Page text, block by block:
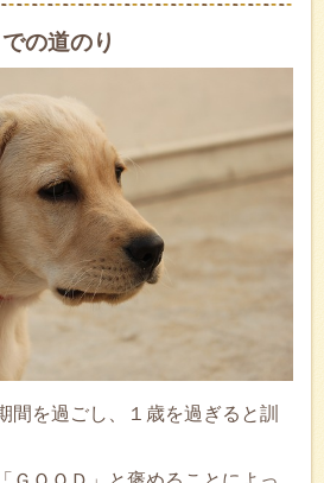
の道のり
間を過ごし、１歳を過ぎると訓